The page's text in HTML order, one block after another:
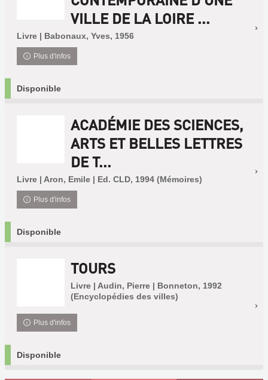
VILLE DE LA LOIRE ...
Livre | Babonaux, Yves, 1956
Plus d'infos
Disponible
ACADÉMIE DES SCIENCES,
ARTS ET BELLES LETTRES
DE T...
Livre | Aron, Emile | Ed. CLD, 1994 (Mémoires)
Plus d'infos
Disponible
TOURS
Livre | Audin, Pierre | Bonneton, 1992
(Encyclopédies des villes)
Plus d'infos
Disponible